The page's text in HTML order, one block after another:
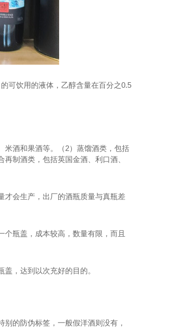
可饮用的液体，乙醇含量在百分之0.5
米酒和果酒等。（2）蒸馏酒类，包括
制酒类，包括英国金酒、利口酒、
才会生产，出厂的酒瓶质量与真瓶差
瓶盖，成本较高，数量有限，而且
，达到以次充好的目的。
的防伪标签，一般假洋酒则没有，